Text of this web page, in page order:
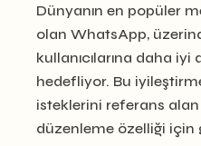
Dünyanın en popüler
olan WhatsApp,
kullanıcılarına daha iyi
hedefliyor. Bu
isteklerini referans
düzenleme özelliği için